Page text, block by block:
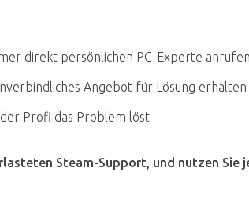
direkt persönlichen PC-Experte anrufen
Angebot für Lösung erhalten
Profi das Problem löst
Steam-Support, und nutzen Sie